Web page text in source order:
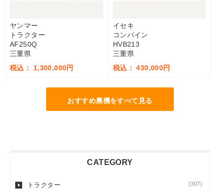
ヤンマー
トラクター
AF250Q
三重県
税込： 1,300,000円
イセキ
コンバイン
HVB213
三重県
税込： 430,000円
おすすめ農機をすべて見る
CATEGORY
トラクター (307)